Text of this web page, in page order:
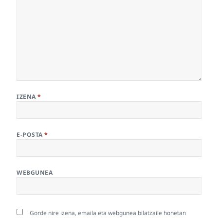
IZENA*
E-POSTA*
WEBGUNEA
Gorde nire izena, emaila eta webgunea bilatzaile honetan